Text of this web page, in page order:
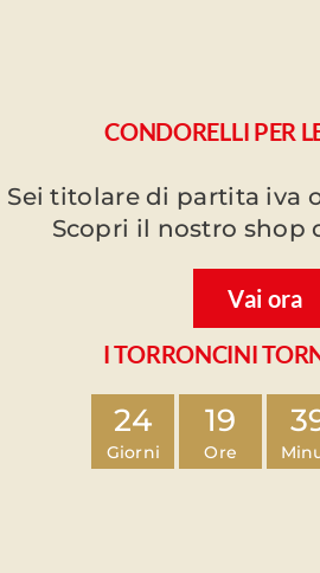
CONDORELLI PER
Sei titolare di partita iva
Scopri il nostro shop
Vai ora
I TORRONCINI
24
Giorni
19
Ore